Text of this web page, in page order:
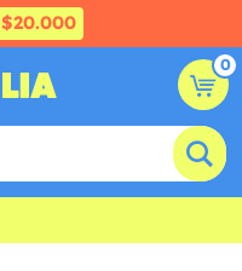
$20.000
0